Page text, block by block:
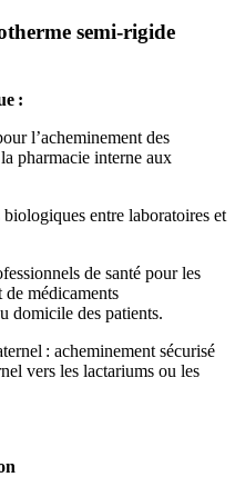
semi-rigide
:
l’acheminement des
pharmacie interne aux
entre laboratoires et
de santé pour les
médicaments
domicile des patients.
: acheminement sécurisé
vers les lactariums ou les